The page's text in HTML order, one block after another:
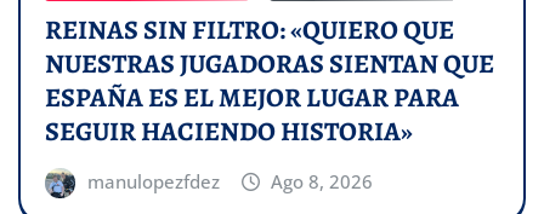
REINAS SIN FILTRO: «QUIERO QUE
NUESTRAS JUGADORAS SIENTAN QUE
ESPAÑA ES EL MEJOR LUGAR PARA
SEGUIR HACIENDO HISTORIA»
manulopezfdez Ago 8, 2026